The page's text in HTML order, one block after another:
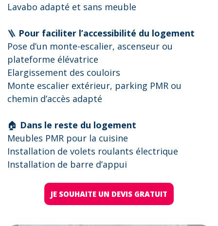
Lavabo adapté et sans meuble
🪜 Pour faciliter l’accessibilité du logement
Pose d’un monte-escalier, ascenseur ou
plateforme élévatrice
Elargissement des couloirs
Monte escalier extérieur, parking PMR ou
chemin d’accès adapté
🏠 Dans le reste du logement
Meubles PMR pour la cuisine
Installation de volets roulants électrique
Installation de barre d’appui
JE SOUHAITE UN DEVIS GRATUIT